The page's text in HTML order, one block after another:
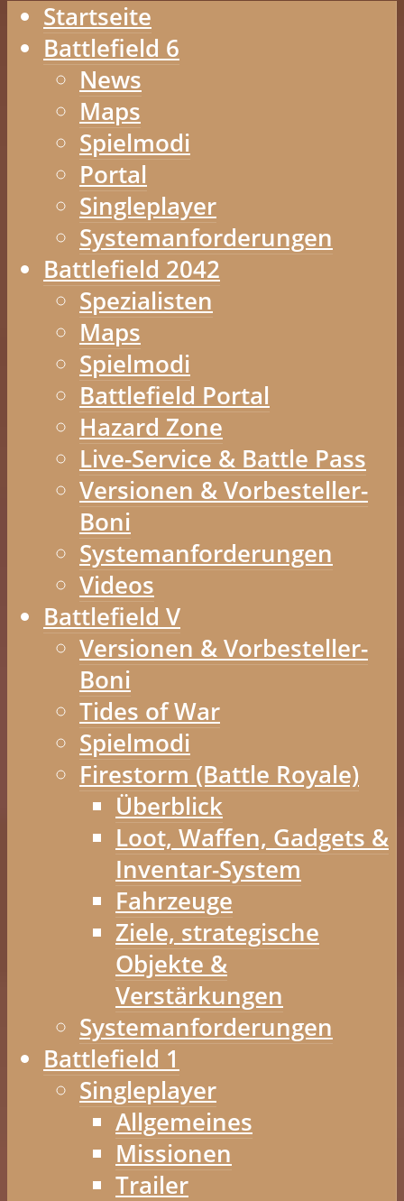
Startseite
Battlefield 6
News
Maps
Spielmodi
Portal
Singleplayer
Systemanforderungen
Battlefield 2042
Spezialisten
Maps
Spielmodi
Battlefield Portal
Hazard Zone
Live-Service & Battle Pass
Versionen & Vorbesteller-
Boni
Systemanforderungen
Videos
Battlefield V
Versionen & Vorbesteller-
Boni
Tides of War
Spielmodi
Firestorm (Battle Royale)
Überblick
Loot, Waffen, Gadgets &
Inventar-System
Fahrzeuge
Ziele, strategische
Objekte &
Verstärkungen
Systemanforderungen
Battlefield 1
Singleplayer
Allgemeines
Missionen
Trailer